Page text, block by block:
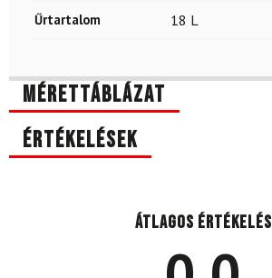
Űrtartalom 18 L
Mérettáblázat
Értékelések
Átlagos értékelés